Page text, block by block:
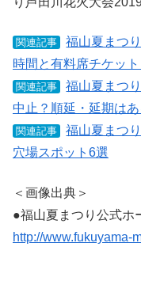
関連記事
福山夏まつ
時間と有料席チケッ
関連記事
福山夏まつ
中止？順延・延期はあ
関連記事
福山夏まつ
穴場スポット6選
＜画像出典＞
●福山夏まつり公式ホ
http://www.fukuyama-